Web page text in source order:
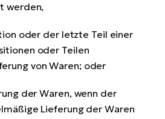
werden,
oder der letzte Teil einer
oder Teilen
von Waren; oder
der Waren, wenn der
Lieferung der Waren